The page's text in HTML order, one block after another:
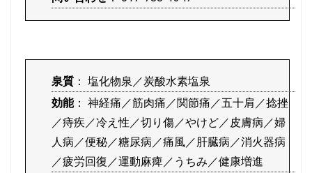
泉質 ： 塩化物泉／炭酸水素塩泉
効能： 神経痛／筋肉痛／関節痛／五十肩／捻挫
／痔疾／冷え性／切り傷／やけど／皮膚病／婦
人病／便秘／糖尿病／痛風／肝臓病／消火器病
／疲労回復／運動麻痺／うちみ／健康増進